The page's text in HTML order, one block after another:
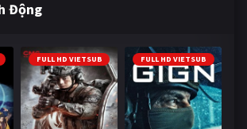
Động
FULL HD VIETSUB FULL HD VIETSUB